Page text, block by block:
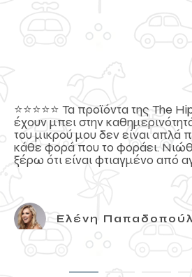
⭐️⭐️⭐️⭐️⭐️ Τα προϊόντα της The
έχουν μπει στην
του μικρού μου δεν είναι απλά
κάθε φορά που το φοράει.
ξέρω ότι είναι φτιαγμένο από
Ελένη